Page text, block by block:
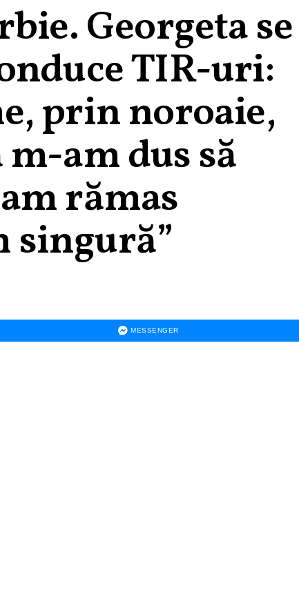
Georgeta se
TIR-uri:
prin noroaie,
am dus să
rămas
MESSENGER